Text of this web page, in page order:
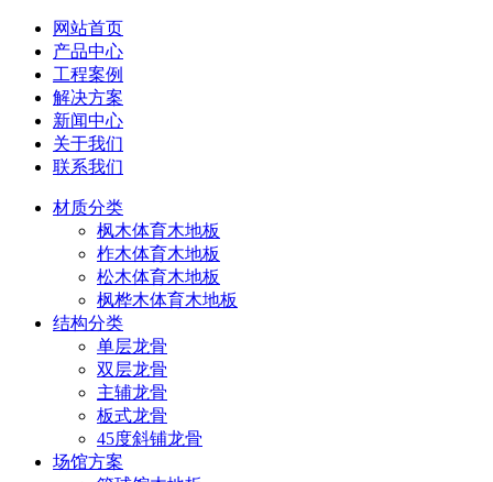
网站首页
产品中心
工程案例
解决方案
新闻中心
关于我们
联系我们
材质分类
枫木体育木地板
柞木体育木地板
松木体育木地板
枫桦木体育木地板
结构分类
单层龙骨
双层龙骨
主辅龙骨
板式龙骨
45度斜铺龙骨
场馆方案